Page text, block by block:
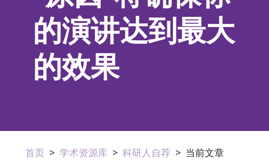
的演讲达到最大
的效果
首页 > 学术资源库 > 科研人自荐 > 当前文章